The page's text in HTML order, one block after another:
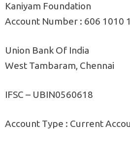
Kaniyam Foundation
Account Number : 606 1010
Union Bank Of India
West Tambaram, Chennai
IFSC – UBIN0560618
Account Type : Current